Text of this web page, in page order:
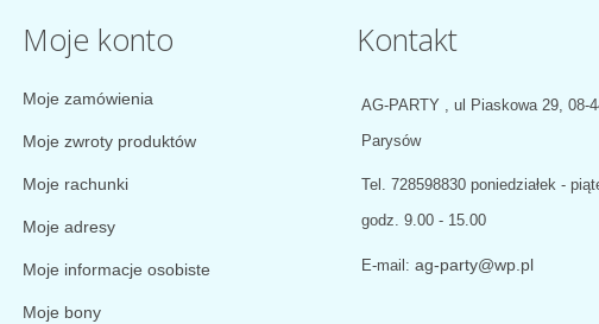
Moje konto
Moje zamówienia
Moje zwroty produktów
Moje rachunki
Moje adresy
Moje informacje osobiste
Moje bony
Kontakt
AG-PARTY , ul Piaskowa 29, 08-
Parysów
Tel. 728598830 poniedziałek -
godz. 9.00 - 15.00
E-mail: ag-party@wp.pl